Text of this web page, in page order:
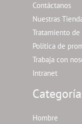
Contáctanos
Nuestras
Tratamiento de
Política de
Trabaja con
Intranet
Hombre